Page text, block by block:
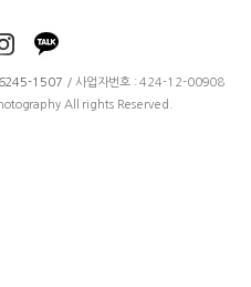
1507 / 사업자번호 : 424-12-00908
All rights Reserved.